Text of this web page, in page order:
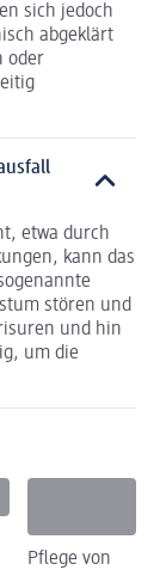
sich jedoch
abgeklärt
oder
etwa durch
kann das
stören und
und hin
um die
Pflege von